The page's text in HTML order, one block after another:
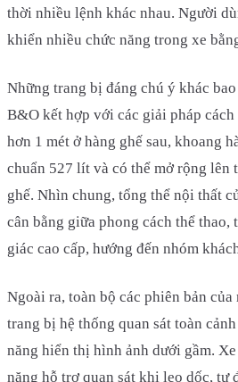
thời nhiều lệnh khác nhau. Người
khiển nhiều chức năng trong xe
Những trang bị đáng chú ý khác
B&O kết hợp với các giải pháp
hơn 1 mét ở hàng ghế sau, khoang
chuẩn 527 lít và có thể mở rộng lên
ghế. Nhìn chung, tổng thể nội thất
cân bằng giữa phong cách thể thao,
giác cao cấp, hướng đến nhóm
Ngoài ra, toàn bộ các phiên bản của
trang bị hệ thống quan sát toàn
năng hiển thị hình ảnh dưới gầm.
năng hỗ trợ quan sát khi leo dốc, tự